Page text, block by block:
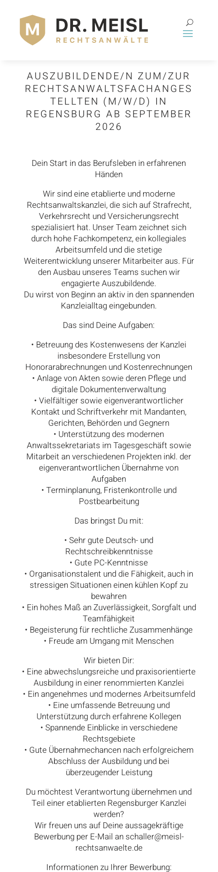
AUSZUBILDENDE/N ZUM/ZUR
RECHTSANWALTSFACHANGES
TELLTEN (M/W/D) IN
REGENSBURG AB SEPTEMBER
2026
Dein Start in das Berufsleben in erfahrenen
Händen
Wir sind eine etablierte und moderne
Rechtsanwaltskanzlei, die sich auf Strafrecht,
Verkehrsrecht und Versicherungsrecht
spezialisiert hat. Unser Team zeichnet sich
durch hohe Fachkompetenz, ein kollegiales
Arbeitsumfeld und die stetige
Weiterentwicklung unserer Mitarbeiter aus. Für
den Ausbau unseres Teams suchen wir
engagierte Auszubildende.
Du wirst von Beginn an aktiv in den spannenden
Kanzleialltag eingebunden.
Das sind Deine Aufgaben:
• Betreuung des Kostenwesens der Kanzlei
insbesondere Erstellung von
Honorarabrechnungen und Kostenrechnungen
• Anlage von Akten sowie deren Pflege und
digitale Dokumentenverwaltung
• Vielfältiger sowie eigenverantwortlicher
Kontakt und Schriftverkehr mit Mandanten,
Gerichten, Behörden und Gegnern
• Unterstützung des modernen
Anwaltssekretariats im Tagesgeschäft sowie
Mitarbeit an verschiedenen Projekten inkl. der
eigenverantwortlichen Übernahme von
Aufgaben
• Terminplanung, Fristenkontrolle und
Postbearbeitung
Das bringst Du mit:
• Sehr gute Deutsch- und
Rechtschreibkenntnisse
• Gute PC-Kenntnisse
• Organisationstalent und die Fähigkeit, auch in
stressigen Situationen einen kühlen Kopf zu
bewahren
• Ein hohes Maß an Zuverlässigkeit, Sorgfalt und
Teamfähigkeit
• Begeisterung für rechtliche Zusammenhänge
• Freude am Umgang mit Menschen
Wir bieten Dir:
• Eine abwechslungsreiche und praxisorientierte
Ausbildung in einer renommierten Kanzlei
• Ein angenehmes und modernes Arbeitsumfeld
• Eine umfassende Betreuung und
Unterstützung durch erfahrene Kollegen
• Spannende Einblicke in verschiedene
Rechtsgebiete
• Gute Übernahmechancen nach erfolgreichem
Abschluss der Ausbildung und bei
überzeugender Leistung
Du möchtest Verantwortung übernehmen und
Teil einer etablierten Regensburger Kanzlei
werden?
Wir freuen uns auf Deine aussagekräftige
Bewerbung per E-Mail an schaller@meisl-
rechtsanwaelte.de
Informationen zu Ihrer Bewerbung: